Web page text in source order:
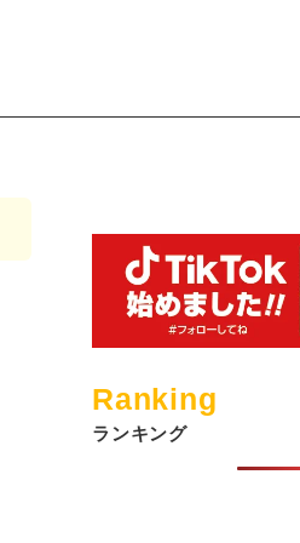
Ranking
ランキング